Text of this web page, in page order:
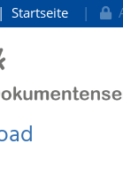
Startseite